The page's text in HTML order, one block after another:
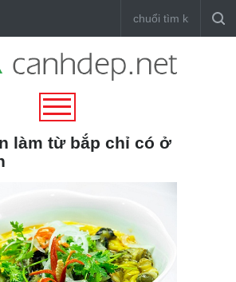
làm từ bắp chỉ có ở